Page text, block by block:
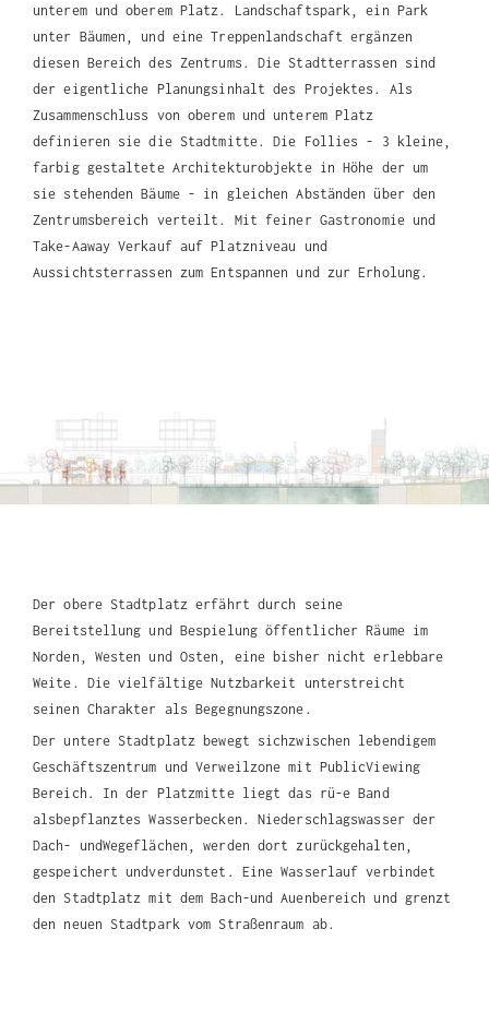
unterem und oberem Platz. Landschaftspark, ein Park
unter Bäumen, und eine Treppenlandschaft ergänzen
diesen Bereich des Zentrums. Die Stadtterrassen sind
der eigentliche Planungsinhalt des Projektes. Als
Zusammenschluss von oberem und unterem Platz
definieren sie die Stadtmitte. Die Follies - 3 kleine,
farbig gestaltete Architekturobjekte in Höhe der um
sie stehenden Bäume - in gleichen Abständen über den
Zentrumsbereich verteilt. Mit feiner Gastronomie und
Take-Aaway Verkauf auf Platzniveau und
Aussichtsterrassen zum Entspannen und zur Erholung.
Der obere Stadtplatz erfährt durch seine
Bereitstellung und Bespielung öffentlicher Räume im
Norden, Westen und Osten, eine bisher nicht erlebbare
Weite. Die vielfältige Nutzbarkeit unterstreicht
seinen Charakter als Begegnungszone.
Der untere Stadtplatz bewegt sichzwischen lebendigem
Geschäftszentrum und Verweilzone mit PublicViewing
Bereich. In der Platzmitte liegt das rü-e Band
alsbepflanztes Wasserbecken. Niederschlagswasser der
Dach- undWegeflächen, werden dort zurückgehalten,
gespeichert undverdunstet. Eine Wasserlauf verbindet
den Stadtplatz mit dem Bach-und Auenbereich und grenzt
den neuen Stadtpark vom Straßenraum ab.